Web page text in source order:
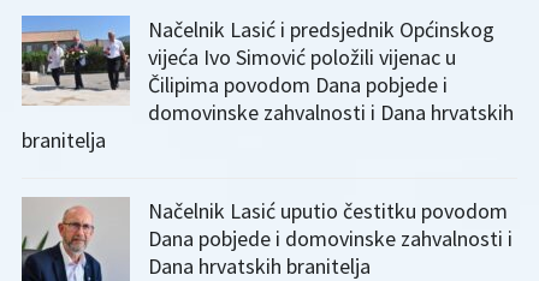
Načelnik Lasić i predsjednik Općinskog
vijeća Ivo Simović položili vijenac u
Čilipima povodom Dana pobjede i
domovinske zahvalnosti i Dana hrvatskih
branitelja
Načelnik Lasić uputio čestitku povodom
Dana pobjede i domovinske zahvalnosti i
Dana hrvatskih branitelja